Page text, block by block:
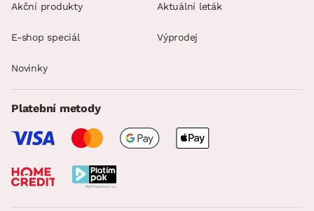
Akční produkty Aktuální leták
E-shop speciál Výprodej
Novinky
Platební metody